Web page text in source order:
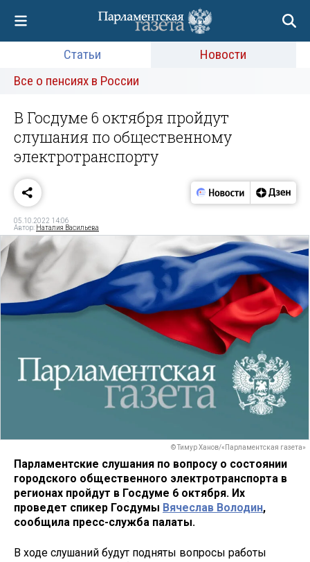
Статьи
Новости
Все о пенсиях в России
В Госдуме 6 октября пройдут
слушания по общественному
электротранспорту
05.10.2022 14:06
Автор: Наталия Васильева
© Тимур Ханов/«Парламентская газета»
Парламентские слушания по вопросу о состоянии
городского общественного электротранспорта в
регионах пройдут в Госдуме 6 октября. Их
проведет спикер Госдумы Вячеслав Володин,
сообщила пресс-служба палаты.
В ходе слушаний будут подняты вопросы работы